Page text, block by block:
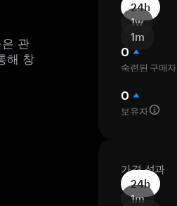
관
해 창
24h
1w
1m
0
숙련된 구매자
0
보유자
가격 성과
24h
1m